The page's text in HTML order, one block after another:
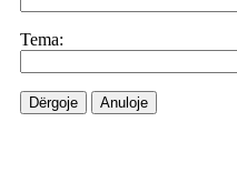
Tema:
Dërgoje Anuloje